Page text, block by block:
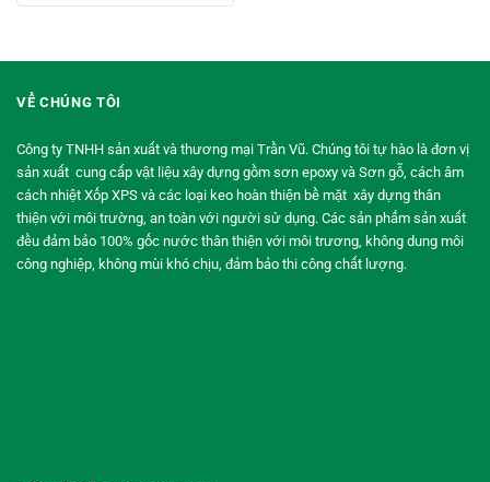
VỀ CHÚNG TÔI
Công ty TNHH sản xuất và thương mại Trần Vũ. Chúng tôi tự hào là đơn vị
sản xuất cung cấp vật liệu xây dựng gồm sơn epoxy và Sơn gỗ, cách âm
cách nhiệt Xốp XPS và các loại keo hoàn thiện bề mặt xây dựng thân
thiện với môi trường, an toàn với người sử dụng. Các sản phẩm sản xuất
đều đảm bảo 100% gốc nước thân thiện với môi trương, không dung môi
công nghiệp, không mùi khó chịu, đảm bảo thi công chất lượng.